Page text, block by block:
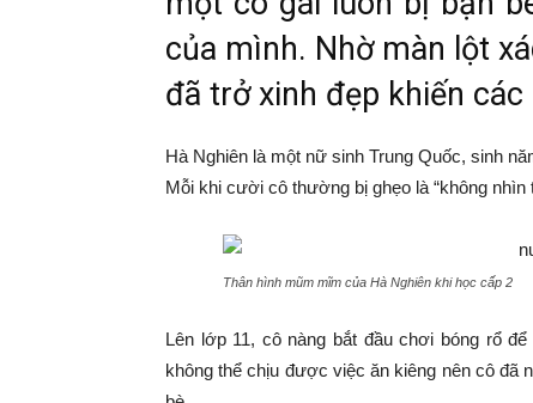
của mình. Nhờ màn lột
đã trở xinh đẹp khiến
Hà Nghiên là một nữ sinh Trung Quốc, sinh
Mỗi khi cười cô thường bị ghẹo là “không
Thân hình mũm mĩm của Hà Nghiên khi học cấp 2
Lên lớp 11, cô nàng bắt đầu chơi bóng rổ
không thể chịu được việc ăn kiêng nên cô đã